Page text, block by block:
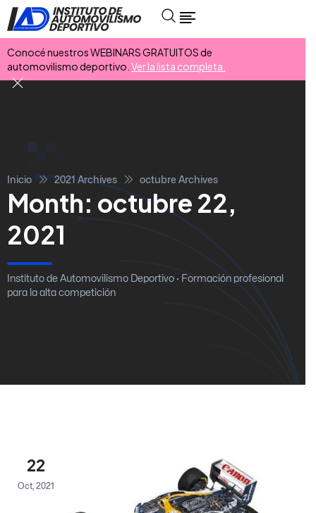
Conocé nuestros WEBINARS GRATUITOS de
automovilismo deportivo. Ver la lista completa.
Inicio 2021 Archives octubre Archives
Month: octubre 22,
2021
Instituto de Automovilismo Deportivo · Formación profesional
para la alta competición
22
Oct, 2021